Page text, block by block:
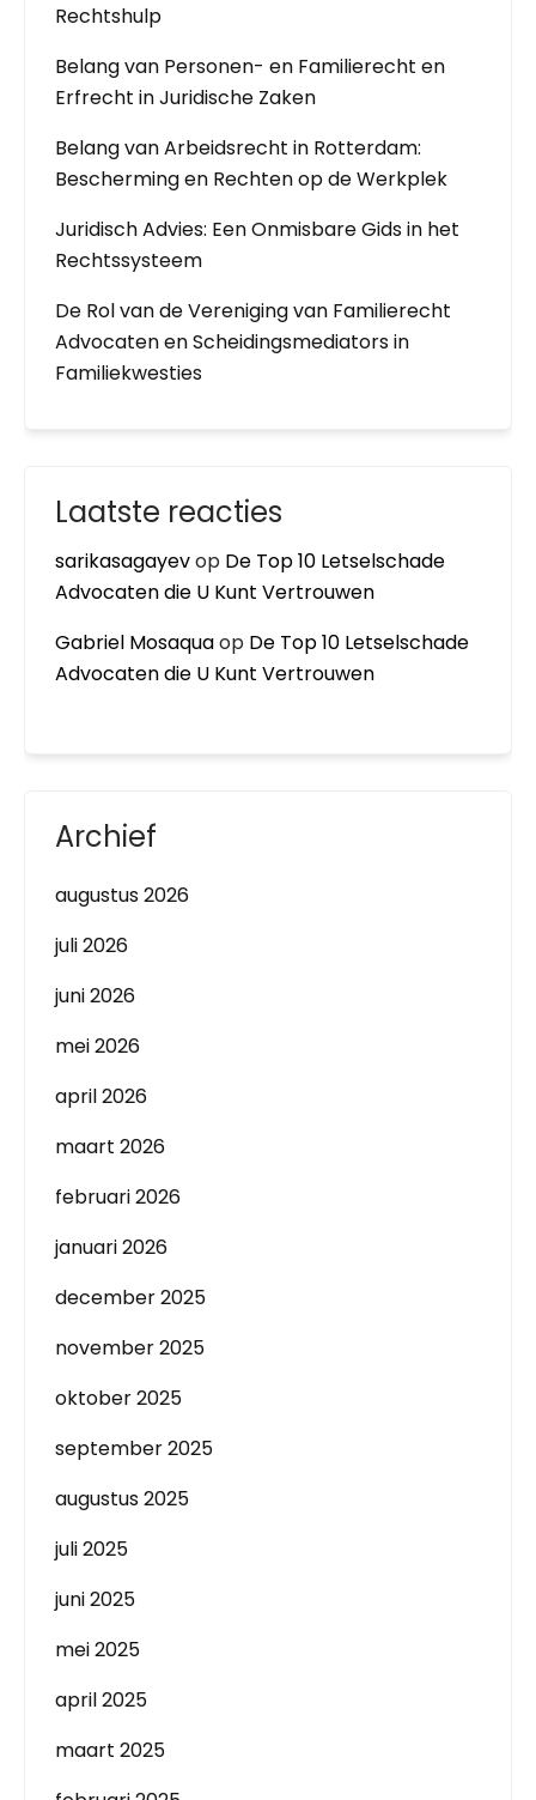
Rechtshulp
Belang van Personen- en Familierecht en
Erfrecht in Juridische Zaken
Belang van Arbeidsrecht in Rotterdam:
Bescherming en Rechten op de Werkplek
Juridisch Advies: Een Onmisbare Gids in het
Rechtssysteem
De Rol van de Vereniging van Familierecht
Advocaten en Scheidingsmediators in
Familiekwesties
Laatste reacties
sarikasagayevop De Top 10 Letselschade
Advocaten die U Kunt Vertrouwen
Gabriel Mosaquaop De Top 10 Letselschade
Advocaten die U Kunt Vertrouwen
Archief
augustus 2026
juli 2026
juni 2026
mei 2026
april 2026
maart 2026
februari 2026
januari 2026
december 2025
november 2025
oktober 2025
september 2025
augustus 2025
juli 2025
juni 2025
mei 2025
april 2025
maart 2025